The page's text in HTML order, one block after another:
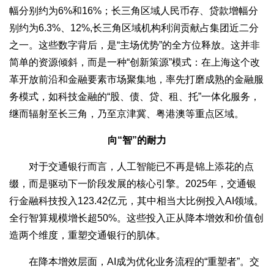
幅分别约为6%和16%；长三角区域人民币存、贷款增幅分
别约为6.3%、12%,长三角区域机构利润贡献占集团近二分
之一。这些数字背后，是“主场优势”的全方位释放。这并非
简单的资源倾斜，而是一种“创新策源”模式：在上海这个改
革开放前沿和金融要素市场聚集地，率先打磨成熟的金融服
务模式，如科技金融的“股、债、贷、租、托”一体化服务，
继而辐射至长三角，乃至京津冀、粤港澳等重点区域。
向“智”的耐力
对于交通银行而言，人工智能已不再是锦上添花的点
缀，而是驱动下一阶段发展的核心引擎。2025年，交通银
行金融科技投入123.42亿元，其中相当大比例投入AI领域。
全行智算规模增长超50%。这些投入正从降本增效和价值创
造两个维度，重塑交通银行的肌体。
在降本增效层面，AI成为优化业务流程的“重塑者”。交